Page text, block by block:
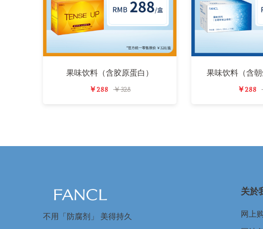
果味饮料（含胶原蛋白）
￥288 ￥328
果味饮料（含朝
￥288
不用「防腐剂」 美得持久
关於
网上